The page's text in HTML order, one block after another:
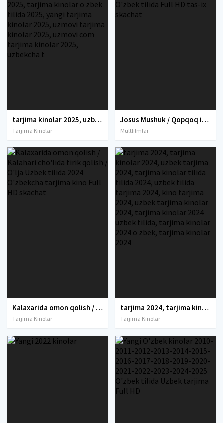
tarjima kinolar 2025, uzbek tarjima kinolar 2025, tarjima kinolar uzbek tilida 2025, tarjima kinolar o zbek 2025, tarjima kinolar o zbek tilida 2025, yangi tarjima kinolar 2025, uzmovi tarjima kinolar 2025, uzmovi com tarjima kinolar 2025, uzbekcha t
Tarjima Kinolar
Josus Mushuk / Qopqoq ichidagi mushuk / Qopqoq ostida mushuk Multfilm Uzbek tilida tarjima 2020 O'zbek tilida Full HD tas-ix skachat
Multfilmlar
Kalaxarida omon qolish / Kalahari cho'lida tirik qolish / O'lja Uzbek tilida 2024 O'zbekcha tarjima kino Full HD skachat
Tarjima Kinolar
tarjima 2024, tarjima kinolar 2024, uzbek tarjima 2024, tarjima kinolar tilida tilida 2024, uzbek tilida tarjima 2024, kino tarjima 2024, uzbek tarjima kinolar 2024, tarjima kinolar 2024 uzbek tilida, tarjima kinolar 2024 o zbek, tarjima kinolar 2024
Tarjima Kinolar